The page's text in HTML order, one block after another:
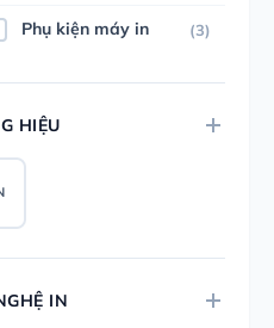
Phụ kiện máy in (3)
HIỆU
IN